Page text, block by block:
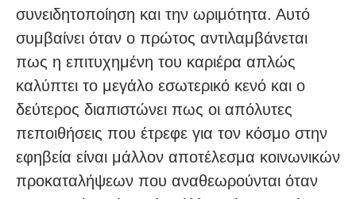
συνειδητοποίηση και την ωριμότητα. Αυτό
συμβαίνει όταν ο πρώτος αντιλαμβάνεται
πως η επιτυχημένη του καριέρα απλώς
καλύπτει το μεγάλο εσωτερικό κενό και ο
δεύτερος διαπιστώνει πως οι απόλυτες
πεποιθήσεις που έτρεφε για τον κόσμο στην
εφηβεία είναι μάλλον αποτέλεσμα κοινωνικών
προκαταλήψεων που αναθεωρούνται όταν